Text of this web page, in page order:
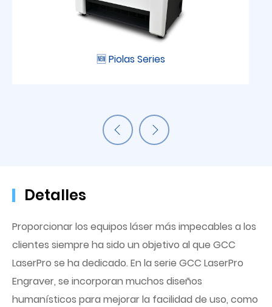
🆕 Piolas Series
Detalles
Proporcionar los equipos láser más impecables a los
clientes siempre ha sido un objetivo al que GCC
LaserPro se ha dedicado. En la serie GCC LaserPro
Engraver, se incorporan muchos diseños
humanísticos para mejorar la facilidad de uso, como